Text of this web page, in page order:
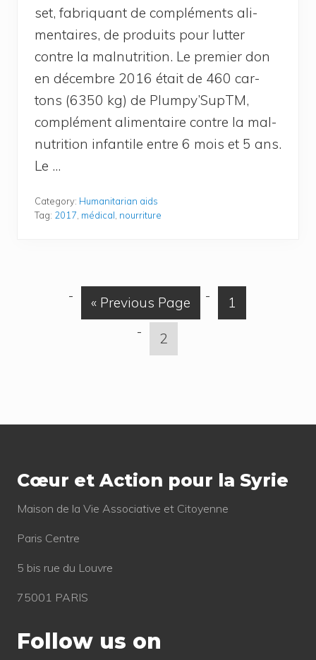
set, fabri­quant de com­plé­ments ali­
men­taires, de pro­duits pour lut­ter
contre la mal­nu­tri­tion. Le pre­mier don
en décembre 2016 était de 460 car­
tons (6350 kg) de Plumpy’SupTM,
com­plé­ment ali­men­taire contre la mal­
nu­tri­tion infan­tile entre 6 mois et 5 ans.
Le …
Category: Humanitarian aids
Tag: 2017 médical nourriture
« G
o
Previous Page
P
a
1
P
a
2
Cœur et Action pour la Syrie
Mai­son de la Vie Asso­cia­tive et Citoyenne
Paris Centre
5 bis rue du Louvre
75001 PARIS
Follow us on